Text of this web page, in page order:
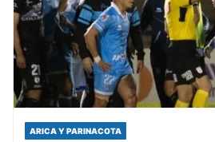
ARICA Y PARINACOTA